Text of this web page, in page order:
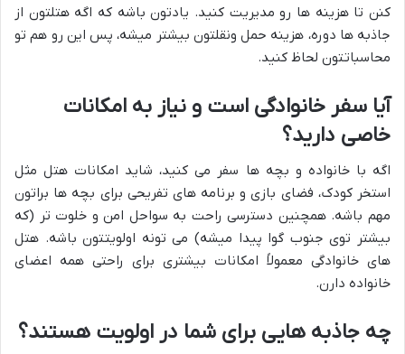
کنن تا هزینه ها رو مدیریت کنید. یادتون باشه که اگه هتلتون از
جاذبه ها دوره، هزینه حمل ونقلتون بیشتر میشه، پس این رو هم تو
محاسباتتون لحاظ کنید.
آیا سفر خانوادگی است و نیاز به امکانات
خاصی دارید؟
اگه با خانواده و بچه ها سفر می کنید، شاید امکانات هتل مثل
استخر کودک، فضای بازی و برنامه های تفریحی برای بچه ها براتون
مهم باشه. همچنین دسترسی راحت به سواحل امن و خلوت تر (که
بیشتر توی جنوب گوا پیدا میشه) می تونه اولویتتون باشه. هتل
های خانوادگی معمولاً امکانات بیشتری برای راحتی همه اعضای
خانواده دارن.
چه جاذبه هایی برای شما در اولویت هستند؟